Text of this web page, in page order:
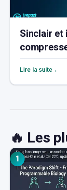
Sinclair et
Lire la suite ←
🔥 Les
1